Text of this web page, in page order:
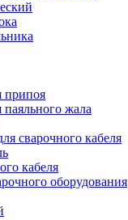
припоя
паяльного жала
сварочного кабеля
кабеля
оборудования